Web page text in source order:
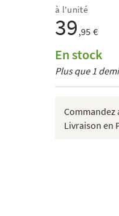
à l'unité
39 ,95 €
En stock
Plus que 1
Commandez
Livraison en